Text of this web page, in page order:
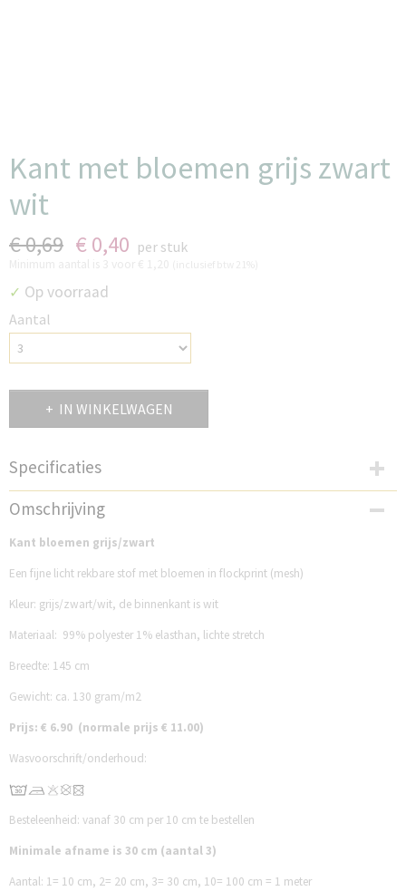
Kant met bloemen grijs zwart
wit
€ 0,69 € 0,40 per stuk
✓ Op voorraad
Aantal
IN WINKELWAGEN
Specificaties
Productcode
QT003KP
Omschrijving
Kant bloemen grijs/zwart
Een fijne licht rekbare stof met bloemen in flockprint (mesh)
Kleur: grijs/zwart/wit, de binnenkant is wit
Materiaal: 99% polyester 1% elasthan, lichte stretch
Breedte: 145 cm
Gewicht: ca. 130 gram/m2
Prijs: € 6.90 (normale prijs € 11.00)
Wasvoorschrift/onderhoud:
Besteleenheid: vanaf 30 cm per 10 cm te bestellen
Minimale afname is 30 cm (aantal 3)
Aantal: 1= 10 cm, 2= 20 cm, 3= 30 cm, 10= 100 cm = 1 meter